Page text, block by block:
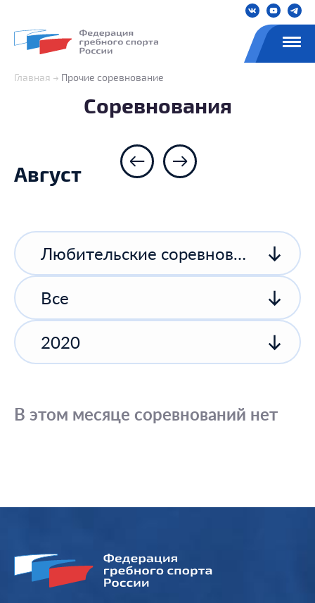
Главная Прочие соревнование
Соревнования
Август
Любительские соревнования
Все
2020
В этом месяце соревнований нет